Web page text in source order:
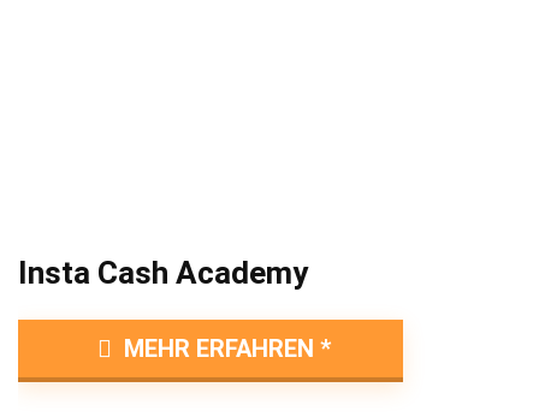
Insta Cash Academy
MEHR ERFAHREN